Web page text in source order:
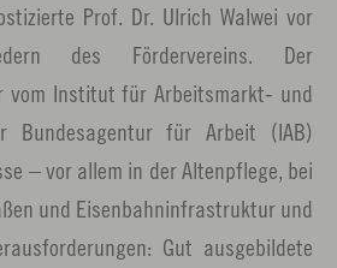
Prof. Dr. Ulrich Walwei vor
des Fördervereins. Der
vom Institut für Arbeitsmarkt- und
Bundesagentur für Arbeit (IAB)
– vor allem in der Altenpflege, bei
und Eisenbahninfrastruktur und
Gut ausgebildete